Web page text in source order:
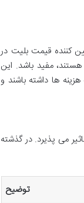
کننده قیمت بلیت در
مفید باشد. این
ها داشته باشند و
می پذیرد. در گذشته
توضیح